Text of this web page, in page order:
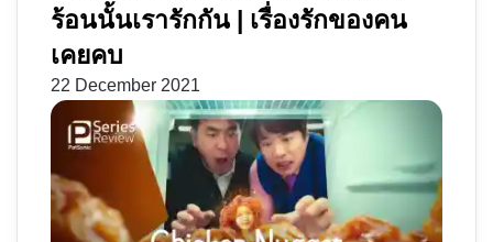
ร้อนนั้นเรารักกัน | เรื่องรักของคน
เคยคบ
22 December 2021